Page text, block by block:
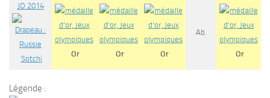
JO 2014
Sotchi
Or Or Or
Ab.
Or
Légende :